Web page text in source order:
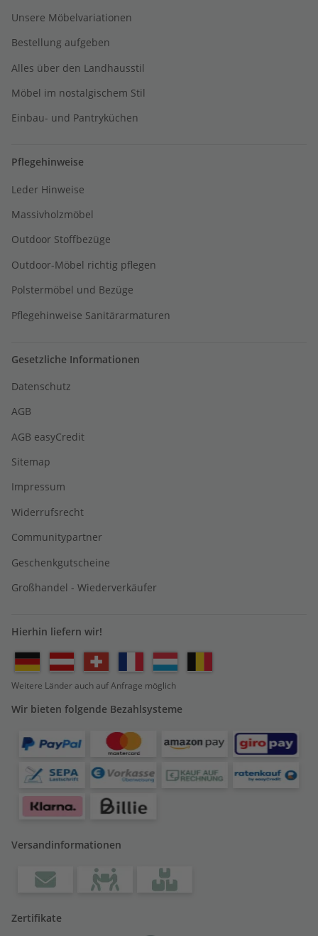
Unsere Möbelvariationen
Bestellung aufgeben
Alles über den Landhausstil
Möbel im nostalgischem Stil
Einbau- und Pantryküchen
Pflegehinweise
Leder Hinweise
Massivholzmöbel
Outdoor Stoffbezüge
Outdoor-Möbel richtig pflegen
Polstermöbel und Bezüge
Pflegehinweise Sanitärarmaturen
Gesetzliche Informationen
Datenschutz
AGB
AGB easyCredit
Sitemap
Impressum
Widerrufsrecht
Communitypartner
Geschenkgutscheine
Großhandel - Wiederverkäufer
Hierhin liefern wir!
Weitere Länder auch auf Anfrage möglich
Wir bieten folgende Bezahlsysteme
Versandinformationen
Zertifikate